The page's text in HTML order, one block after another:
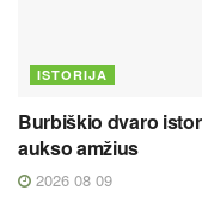
ISTORIJA
Burbiškio dvaro
aukso amžius
2026 08 09